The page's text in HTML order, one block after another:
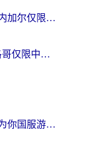
在海外看世界杯比利时 vs 塞内加尔仅限中国大陆？我找到了最流畅的中文解说之路
在国外看世界杯法国 VS 摩洛哥仅限中国大陆？海外党这样看中文解说赛事不卡顿
在澳洲，BanG加速器如何成为你国服游戏的“时光机”？